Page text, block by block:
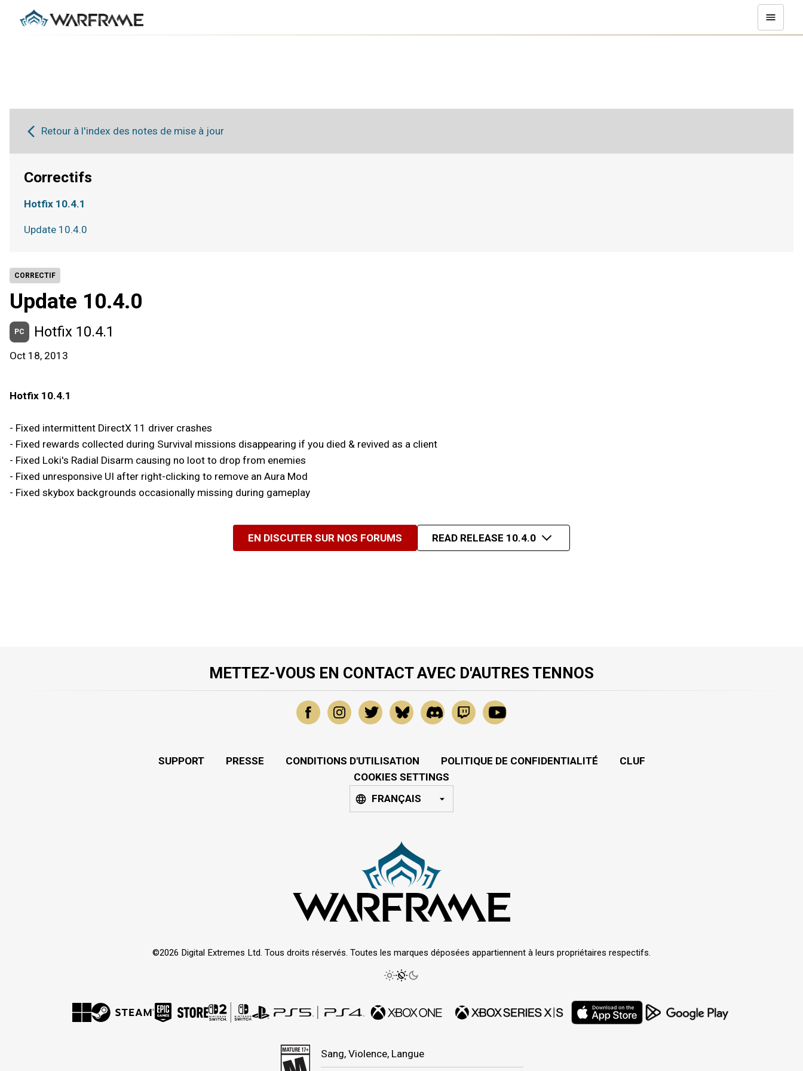
CORRECTIF
Update 10.4.0
PC Hotfix 10.4.1
Oct 18, 2013
Hotfix 10.4.1
- Fixed intermittent DirectX 11 driver crashes
- Fixed rewards collected during Survival missions disappearing if you died & revived as a client
- Fixed Loki's Radial Disarm causing no loot to drop from enemies
- Fixed unresponsive UI after right-clicking to remove an Aura Mod
- Fixed skybox backgrounds occasionally missing during gameplay
EN DISCUTER SUR NOS FORUMS READ RELEASE 10.4.0
Retour à l'index des notes de mise à jour
Correctifs
Hotfix 10.4.1
Update 10.4.0
METTEZ-VOUS EN CONTACT AVEC D'AUTRES TENNOS
SUPPORT PRESSE CONDITIONS D'UTILISATION POLITIQUE DE CONFIDENTIALITÉ
CLUF
COOKIES SETTINGS
FRANÇAIS
©2026 Digital Extremes Ltd. Tous droits réservés. Toutes les marques déposées appartiennent à leurs propriétaires respectifs.
Sang, Violence, Langue